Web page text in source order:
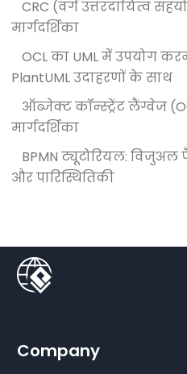
CRC (वर्ग उत्तरदायित्व
मार्गदर्शिका
OCL का UML में उपयोग
PlantUML उदाहरणों के साथ
ऑब्जेक्ट कॉन्स्ट्रेंट लैंग्वेज
मार्गदर्शिका
BPMN ट्यूटोरियल: विजुअल
और पारिस्थितिकी
Company